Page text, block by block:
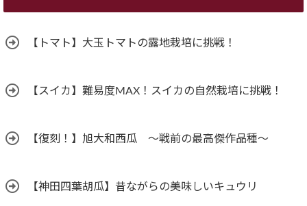
【トマト】大玉トマトの露地栽培に挑戦！
【スイカ】難易度MAX！スイカの自然栽培に挑戦！
【復刻！】旭大和西瓜 ～戦前の最高傑作品種～
【神田四葉胡瓜】昔ながらの美味しいキュウリ